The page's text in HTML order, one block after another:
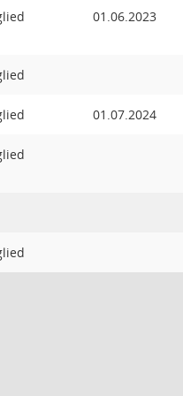
01.06.2023
01.07.2024